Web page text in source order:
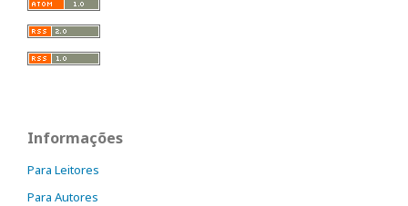
Informações
Para Leitores
Para Autores